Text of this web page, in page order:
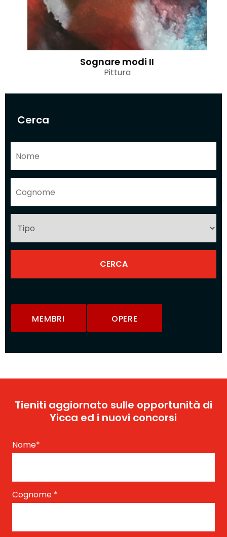
Cerca
MEMBRI OPERE
Sognare modi II
Pittura
Tieniti aggiornato sulle opportunità di
Yicca ed i nuovi concorsi
Nome*
Cognome *